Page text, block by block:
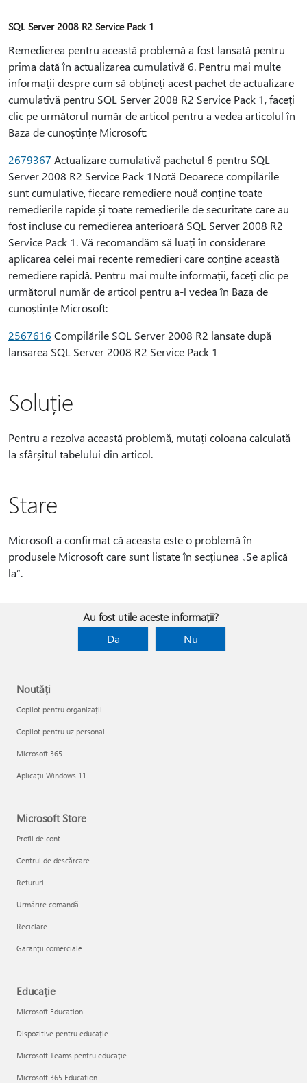
SQL Server 2008 R2 Service Pack 1
Remedierea pentru această problemă a fost lansată pentru
prima dată în actualizarea cumulativă 6. Pentru mai multe
informații despre cum să obțineți acest pachet de actualizare
cumulativă pentru SQL Server 2008 R2 Service Pack 1, faceți
clic pe următorul număr de articol pentru a vedea articolul în
Baza de cunoștințe Microsoft:
2679367 Actualizare cumulativă pachetul 6 pentru SQL
Server 2008 R2 Service Pack 1Notă Deoarece compilările
sunt cumulative, fiecare remediere nouă conține toate
remedierile rapide și toate remedierile de securitate care au
fost incluse cu remedierea anterioară SQL Server 2008 R2
Service Pack 1. Vă recomandăm să luați în considerare
aplicarea celei mai recente remedieri care conține această
remediere rapidă. Pentru mai multe informații, faceți clic pe
următorul număr de articol pentru a-l vedea în Baza de
cunoștințe Microsoft:
2567616 Compilările SQL Server 2008 R2 lansate după
lansarea SQL Server 2008 R2 Service Pack 1
Soluție
Pentru a rezolva această problemă, mutați coloana calculată
la sfârșitul tabelului din articol.
Stare
Microsoft a confirmat că aceasta este o problemă în
produsele Microsoft care sunt listate în secțiunea „Se aplică
la”.
Au fost utile aceste informații?
Da
Nu
Noutăți
Copilot pentru organizații
Copilot pentru uz personal
Microsoft 365
Aplicații Windows 11
Microsoft Store
Profil de cont
Centrul de descărcare
Retururi
Urmărire comandă
Reciclare
Garanții comerciale
Educație
Microsoft Education
Dispozitive pentru educație
Microsoft Teams pentru educație
Microsoft 365 Education